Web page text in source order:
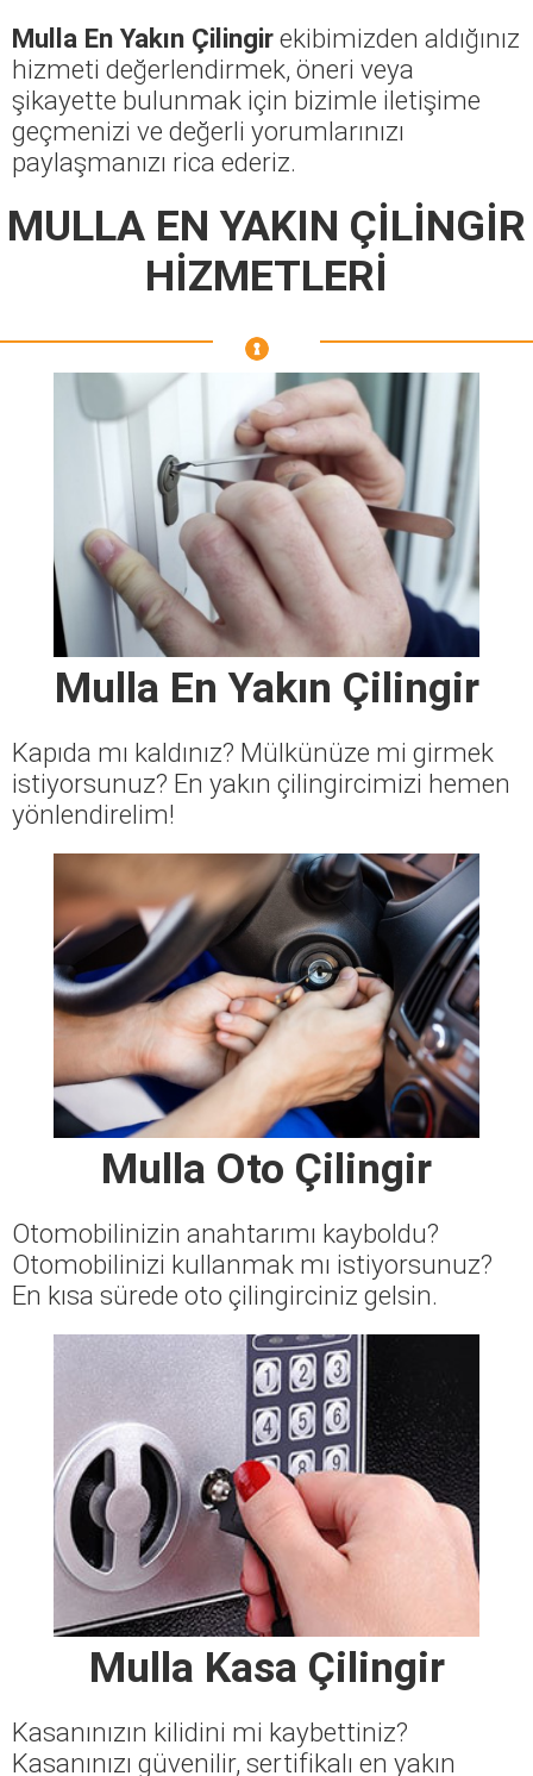
Mulla En Yakın Çilingirekibimizden aldığınız
hizmeti değerlendirmek, öneri veya
şikayette bulunmak için bizimle iletişime
geçmenizi ve değerli yorumlarınızı
paylaşmanızı rica ederiz.
MULLA EN YAKIN ÇİLİNGİR
HİZMETLERİ
Mulla En Yakın Çilingir
Kapıda mı kaldınız? Mülkünüze mi girmek
istiyorsunuz? En yakın çilingircimizi hemen
yönlendirelim!
Mulla Oto Çilingir
Otomobilinizin anahtarımı kayboldu?
Otomobilinizi kullanmak mı istiyorsunuz?
En kısa sürede oto çilingirciniz gelsin.
Mulla Kasa Çilingir
Kasanınızın kilidini mi kaybettiniz?
Kasanınızı güvenilir, sertifikalı en yakın